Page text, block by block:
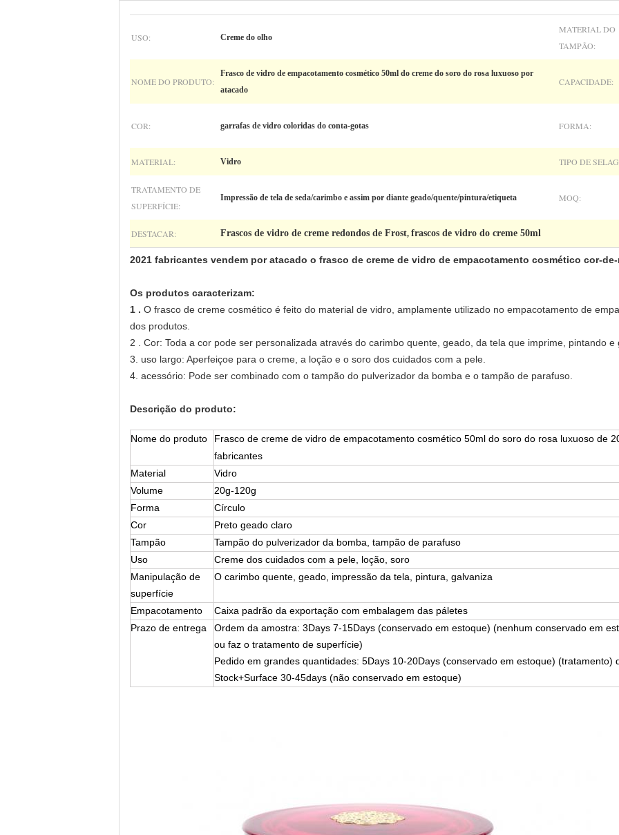
USO: Creme do olho
MATERIAL DO
TAMPÃO:
NOME DO PRODUTO:
Frasco de vidro de empacotamento cosmético 50ml do creme do soro do rosa luxuoso por
atacado
CAPACIDADE:
COR: garrafas de vidro coloridas do conta-gotas FORMA:
MATERIAL: Vidro TIPO DE
TRATAMENTO DE
SUPERFÍCIE:
Impressão de tela de seda/carimbo e assim por diante geado/quente/pintura/etiqueta MOQ:
DESTACAR: Frascos de vidro de creme redondos de Frost, frascos de vidro do creme 50ml
2021 fabricantes vendem por atacado o frasco de creme de vidro de empacotamento cosmético cor-
Os produtos caracterizam:
1 . O frasco de creme cosmético é feito do material de vidro, amplamente utilizado no empacotamento de
dos produtos.
2 . Cor: Toda a cor pode ser personalizada através do carimbo quente, geado, da tela que imprime, pintando e
3. uso largo: Aperfeiçoe para o creme, a loção e o soro dos cuidados com a pele.
4. acessório: Pode ser combinado com o tampão do pulverizador da bomba e o tampão de parafuso.
Descrição do produto:
Nome do produto
Frasco de creme de vidro de empacotamento cosmético 50ml do soro do rosa luxuoso de
fabricantes
Material
Vidro
Volume
20g-120g
Forma
Círculo
Cor
Preto geado claro
Tampão
Tampão do pulverizador da bomba, tampão de parafuso
Uso
Creme dos cuidados com a pele, loção, soro
Manipulação de
superfície
O carimbo quente, geado, impressão da tela, pintura, galvaniza
Empacotamento
Caixa padrão da exportação com embalagem das páletes
Prazo de entrega
Ordem da amostra: 3Days 7-15Days (conservado em estoque) (nenhum conservado em
ou faz o tratamento de superfície)
Pedido em grandes quantidades: 5Days 10-20Days (conservado em estoque) (tratamento)
Stock+Surface 30-45days (não conservado em estoque)